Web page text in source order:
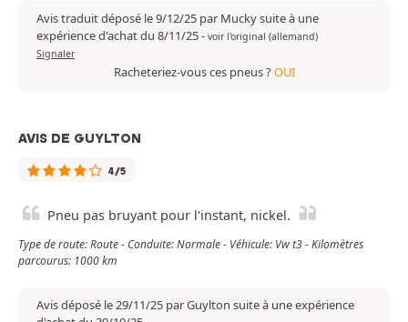
Avis traduit déposé le 9/12/25 par Mucky suite à une
expérience d'achat du 8/11/25- voir l'original (allemand)
Signaler
Racheteriez-vous ces pneus ?OUI
AVIS DE GUYLTON
4/5
Pneu pas bruyant pour l'instant, nickel.
Type de route: Route - Conduite: Normale - Véhicule: Vw t3 - Kilomètres
parcourus: 1000 km
Avis déposé le 29/11/25 par Guylton suite à une expérience